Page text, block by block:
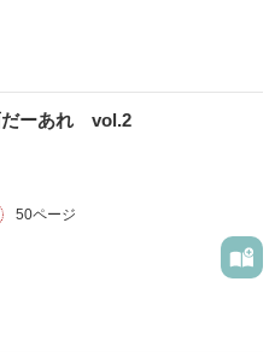
む理想像を全て実現してくれ
っている。
イドを伴侶に選び、子孫は繁
ませることーー
』
だーあれ vol.2
50ページ